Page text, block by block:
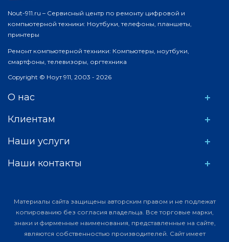
Nout-911.ru – Сервисный центр по ремонту цифровой и
компьютерной техники: Ноутбуки, телефоны, планшеты,
принтеры
Ремонт компьютерной техники: Компьютеры, ноутбуки,
смартфоны, телевизоры, оргтехника
Copyright © Ноут 911, 2003 - 2026
О нас
Клиентам
Наши услуги
Наши контакты
Материалы сайта защищены авторским правом и не подлежат
копированию без согласия владельца. Все торговые марки,
знаки и фирменные наименования, представленные на сайте,
являются собственностью производителей. Сайт имеет